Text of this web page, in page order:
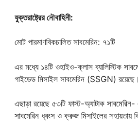
যুক্তরাষ্ট্রের নৌবাহিনী:
মোট পারমাণবিকচালিত সাবমেরিন: ৭১টি
এর মধ্যে ১৪টি ওহাইও-ক্লাস ব্যালিস্টিক
গাইডেড মিসাইল সাবমেরিন (SSGN) রয়েছে।
এছাড়া রয়েছে ৫৩টি ফাস্ট-অ্যাটাক
সাবমেরিন ধ্বংস ও ক্রুজ মিসাইলের সহায়তায়